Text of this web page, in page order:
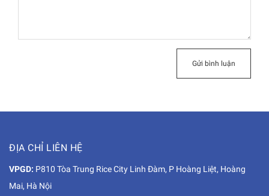
Gửi bình luận
ĐỊA CHỈ LIÊN HỆ
VPGD: P810 Tòa Trung Rice City Linh Đàm, P Hoàng Liệt, Hoàng
Mai, Hà Nội